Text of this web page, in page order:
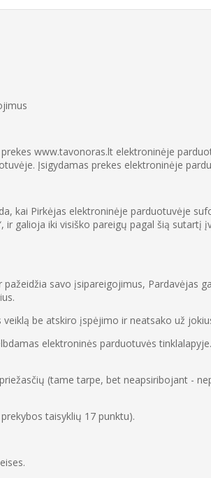
www.tavonoras.lt elektroninėje
Įsigydamas prekes elektroninėje
kai Pirkėjas elektroninėje parduotuvėje
galioja iki visiško pareigų pagal šią
savo įsipareigojimus,
be atskiro įspėjimo ir neatsako už
elektroninės parduotuvės
(tame tarpe, bet neapsiribojant -
taisyklių 17 punktu).